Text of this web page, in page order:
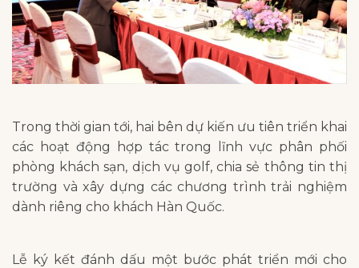
Trong thời gian tới, hai bên dự kiến ưu tiên triển khai
các hoạt động hợp tác trong lĩnh vực phân phối
phòng khách sạn, dịch vụ golf, chia sẻ thông tin thị
trường và xây dựng các chương trình trải nghiệm
dành riêng cho khách Hàn Quốc.
Lễ ký kết đánh dấu một bước phát triển mới cho